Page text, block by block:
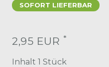
SOFORT LIEFERBAR
2,95 EUR *
Inhalt 1 Stück